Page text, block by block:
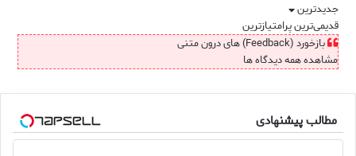
جدیدترین
قدیمی‌ترینپرامتیازترین
بازخورد (Feedback) های درون متنی
مشاهده همه دیدگاه ها
مطالب پیشنهادی